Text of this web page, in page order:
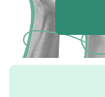
depósitos de
VP BANK de
(750.000 €) en 5
ingresados en
Polo García